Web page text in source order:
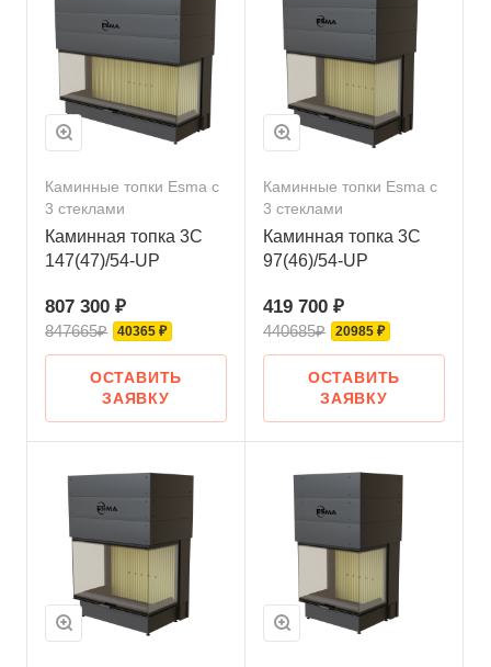
Каминные топки Esma с
3 стеклами
Каминная топка 3С
147(47)/54-UP
807 300 ₽
847665₽ 40365 ₽
ОСТАВИТЬ
ЗАЯВКУ
Каминные топки Esma с
3 стеклами
Каминная топка 3С
97(46)/54-UP
419 700 ₽
440685₽ 20985 ₽
ОСТАВИТЬ
ЗАЯВКУ